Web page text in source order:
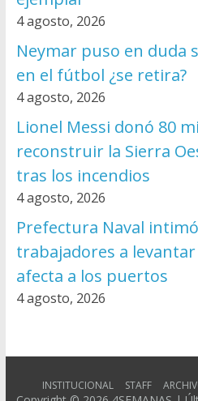
4 agosto, 2026
Neymar puso en duda
en el fútbol ¿se retira?
4 agosto, 2026
Lionel Messi donó 80
reconstruir la Sierra
tras los incendios
4 agosto, 2026
Prefectura Naval
trabajadores a
afecta a los puertos
4 agosto, 2026
INSTITUCIONAL STAFF